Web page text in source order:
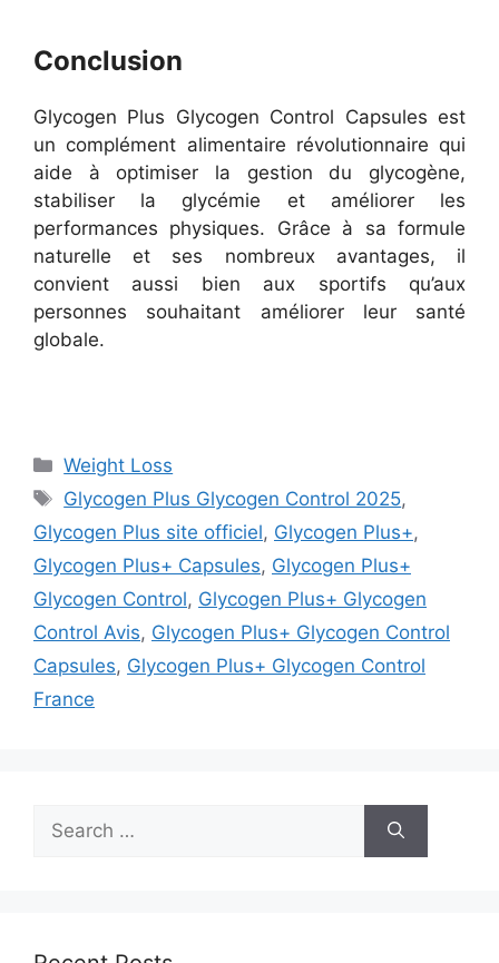
Conclusion
Glycogen Plus Glycogen Control Capsules est
un complément alimentaire révolutionnaire qui
aide à optimiser la gestion du glycogène,
stabiliser la glycémie et améliorer les
performances physiques. Grâce à sa formule
naturelle et ses nombreux avantages, il
convient aussi bien aux sportifs qu’aux
personnes souhaitant améliorer leur santé
globale.
Categories
Weight Loss
Tags
Glycogen Plus Glycogen Control 2025,
Glycogen Plus site officiel, Glycogen Plus+,
Glycogen Plus+ Capsules, Glycogen Plus+
Glycogen Control, Glycogen Plus+ Glycogen
Control Avis, Glycogen Plus+ Glycogen Control
Capsules, Glycogen Plus+ Glycogen Control
France
for: